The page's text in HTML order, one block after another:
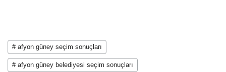
# afyon güney seçim sonuçları
# afyon güney belediyesi seçim sonuçları